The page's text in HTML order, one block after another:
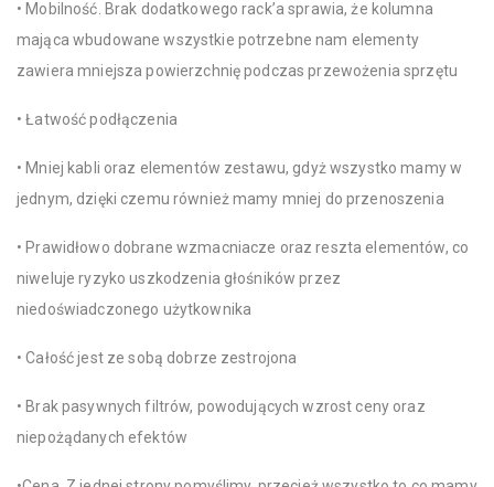
• Mobilność. Brak dodatkowego rack’a sprawia, że kolumna
mająca wbudowane wszystkie potrzebne nam elementy
zawiera mniejsza powierzchnię podczas przewożenia sprzętu
• Łatwość podłączenia
• Mniej kabli oraz elementów zestawu, gdyż wszystko mamy w
jednym, dzięki czemu również mamy mniej do przenoszenia
• Prawidłowo dobrane wzmacniacze oraz reszta elementów, co
niweluje ryzyko uszkodzenia głośników przez
niedoświadczonego użytkownika
• Całość jest ze sobą dobrze zestrojona
• Brak pasywnych filtrów, powodujących wzrost ceny oraz
niepożądanych efektów